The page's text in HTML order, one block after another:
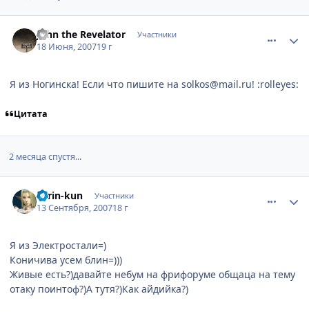
John the Revelator Участники
18 Июня, 200719 г
Я из Ногинска! Если что пишите на solkos@mail.ru! :rolleyes:
Цитата
2 месяца спустя...
Torin-kun Участники
13 Сентября, 200718 г
Я из Электростали=)
Коничива усем блин=)))
Живые есть?)давайте небум на фрифоруме общаца на тему
отаку поинтоф?)А тутя?)Как айдийка?)